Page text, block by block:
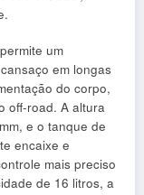
um
em longas
do corpo,
off-road. A altura
e o tanque de
encaixe e
mais preciso
de 16 litros, a